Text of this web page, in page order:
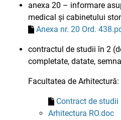
anexa 20 – informare
medical și cabinetului
Anexa nr. 20 Ord.
contractul de studii în 2
completate, datate,
Facultatea de Arhitectură:
Contract de studii
Arhitectura RO.doc